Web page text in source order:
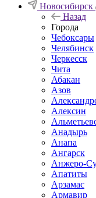
Новосибирск
Назад
Города
Чебоксары
Челябинск
Черкесск
Чита
Абакан
Азов
Алексин
Анадырь
Анапа
Ангарск
Анжеро-
Апатиты
Арзамас
Армавир